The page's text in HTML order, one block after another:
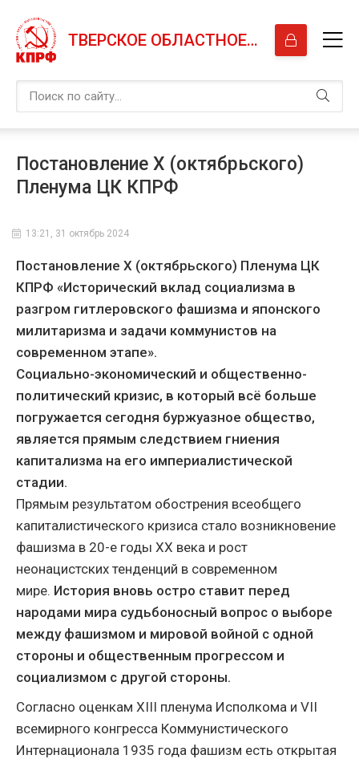
ТВЕРСКОЕ ОБЛАСТНОЕ ОТДЕЛЕНИЕ КПРФ
Постановление Х (октябрьского)
Пленума ЦК КПРФ
13:21, 31 октябрь 2024
Постановление Х (октябрьского) Пленума ЦК
КПРФ «Исторический вклад социализма в
разгром гитлеровского фашизма и японского
милитаризма и задачи коммунистов на
современном этапе».
Социально-экономический и общественно-
политический кризис, в который всё больше
погружается сегодня буржуазное общество,
является прямым следствием гниения
капитализма на его империалистической
стадии.
Прямым результатом обострения всеобщего
капиталистического кризиса стало возникновение
фашизма в 20-е годы ХХ века и рост
неонацистских тенденций в современном
мире. История вновь остро ставит перед
народами мира судьбоносный вопрос о выборе
между фашизмом и мировой войной с одной
стороны и общественным прогрессом и
социализмом с другой стороны.
Согласно оценкам ХІІІ пленума Исполкома и VII
всемирного конгресса Коммунистического
Интернационала 1935 года фашизм есть открытая